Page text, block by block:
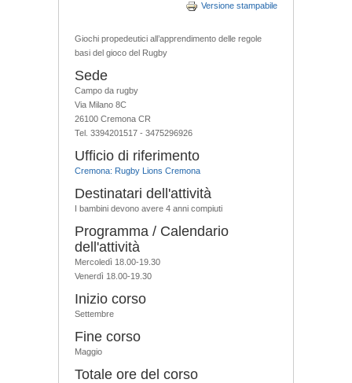
Versione stampabile
Giochi propedeutici all’apprendimento delle regole
basi del gioco del Rugby
Sede
Campo da rugby
Via Milano 8C
26100 Cremona CR
Tel. 3394201517 - 3475296926
Ufficio di riferimento
Cremona: Rugby Lions Cremona
Destinatari dell'attività
I bambini devono avere 4 anni compiuti
Programma / Calendario
dell'attività
Mercoledì 18.00-19.30
Venerdì 18.00-19.30
Inizio corso
Settembre
Fine corso
Maggio
Totale ore del corso